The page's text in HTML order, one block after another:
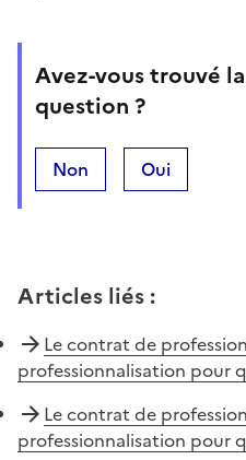
Avez-vous trouvé
question ?
Non Oui
Articles liés :
Le contrat de
professionnalisation pour
Le contrat de
professionnalisation pour